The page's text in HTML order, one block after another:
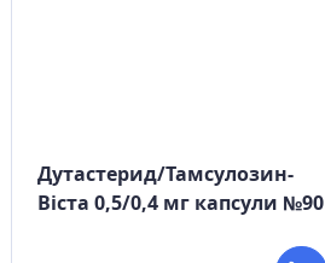
Дутастерид/Тамсулозин-
Віста 0,5/0,4 мг капсули №90